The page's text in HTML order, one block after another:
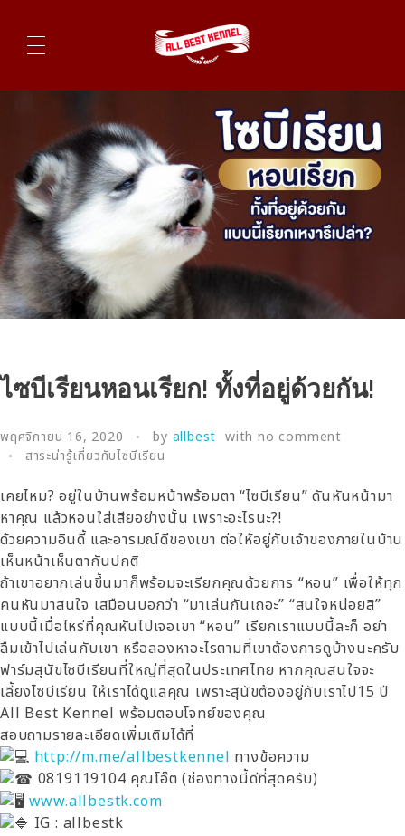
ไซบีเรียนหอนเรียก! ทั้งที่อยู่ด้วยกัน!
พฤศจิกายน 16, 2020 by allbest with no comment
สาระน่ารู้เกี่ยวกับไซบีเรียน
เคยไหม? อยู่ในบ้านพร้อมหน้าพร้อมตา “ไซบีเรียน” ดันหันหน้ามา
หาคุณ แล้วหอนใส่เสียอย่างนั้น เพราะอะไรนะ?!
ด้วยความอินดี้ และอารมณ์ดีของเขา ต่อให้อยู่กับเจ้าของภายในบ้าน
เห็นหน้าเห็นตากันปกติ
ถ้าเขาอยากเล่นขึ้นมาก็พร้อมจะเรียกคุณด้วยการ “หอน” เพื่อให้ทุก
คนหันมาสนใจ เสมือนบอกว่า “มาเล่นกันเถอะ” “สนใจหน่อยสิ”
แบบนี้เมื่อไหร่ที่คุณหันไปเจอเขา “หอน” เรียกเราแบบนี้ละก็ อย่า
ลืมเข้าไปเล่นกับเขา หรือลองหาอะไรตามที่เขาต้องการดูบ้างนะครับ
ฟาร์มสุนัขไซบีเรียนที่ใหญ่ที่สุดในประเทศไทย หากคุณสนใจจะ
เลี้ยงไซบีเรียน ให้เราได้ดูแลคุณ เพราะสุนัขต้องอยู่กับเราไป15 ปี
All Best Kennel พร้อมตอบโจทย์ของคุณ
สอบถามรายละเอียดเพิ่มเติมได้ที่
http://m.me/allbestkennel ทางข้อความ
0819119104 คุณโอ๊ต (ช่องทางนี้ดีที่สุดครับ)
www.allbestk.com
IG : allbestk